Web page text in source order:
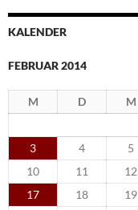
KALENDER
FEBRUAR 2014
M D M
3
4 5
10
11 12
17
18 19